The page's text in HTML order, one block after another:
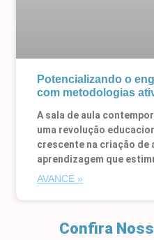
Potencializando o
com metodologias
A sala de aula
uma revolução
crescente na criação de
aprendizagem que
AVANCE »
Confira